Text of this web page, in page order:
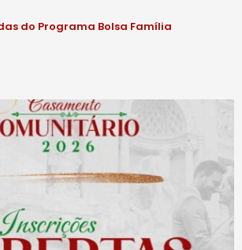
do Programa Bolsa Família